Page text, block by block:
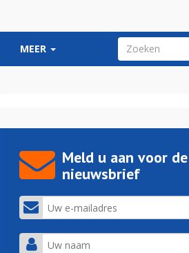
MEER ZOEKVELD
Meld u aan voor de
nieuwsbrief